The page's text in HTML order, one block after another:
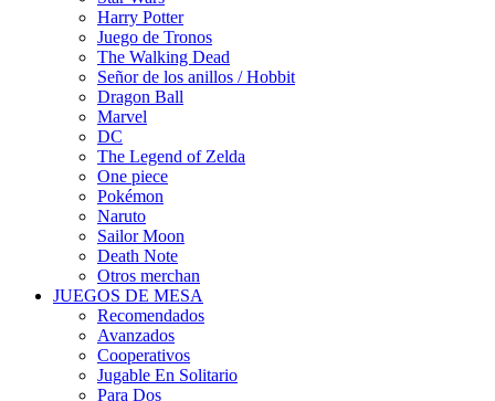
Harry Potter
Juego de Tronos
The Walking Dead
Señor de los anillos / Hobbit
Dragon Ball
Marvel
DC
The Legend of Zelda
One piece
Pokémon
Naruto
Sailor Moon
Death Note
Otros merchan
JUEGOS DE MESA
Recomendados
Avanzados
Cooperativos
Jugable En Solitario
Para Dos